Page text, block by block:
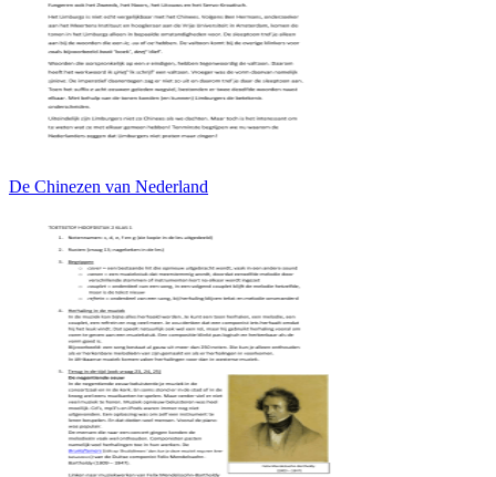
De Chinezen van Nederland